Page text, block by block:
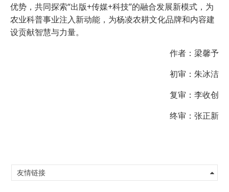
优势，共同探索“出版+传媒+科技”的融合发展新模式，为
农业科普事业注入新动能，为杨凌农耕文化品牌和内容建
设贡献智慧与力量。
作者：梁馨予
初审：朱冰洁
复审：李收创
终审：张正新
友情链接